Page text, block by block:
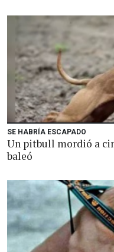
SE HABRÍA ESCAPADO
Un pitbull mordió a
baleó